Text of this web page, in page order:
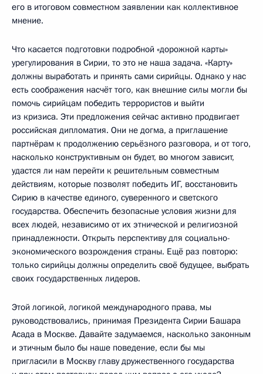
его в итоговом совместном заявлении как коллективное
мнение.
Что касается подготовки подробной «дорожной карты»
урегулирования в Сирии, то это не наша задача. «Карту»
должны выработать и принять сами сирийцы. Однако у нас
есть соображения насчёт того, как внешние силы могли бы
помочь сирийцам победить террористов и выйти
из кризиса. Эти предложения сейчас активно продвигает
российская дипломатия. Они не догма, а приглашение
партнёрам к продолжению серьёзного разговора, и от того,
насколько конструктивным он будет, во многом зависит,
удастся ли нам перейти к решительным совместным
действиям, которые позволят победить ИГ, восстановить
Сирию в качестве единого, суверенного и светского
государства. Обеспечить безопасные условия жизни для
всех людей, независимо от их этнической и религиозной
принадлежности. Открыть перспективу для социально-
экономического возрождения страны. Ещё раз повторю:
только сирийцы должны определить своё будущее, выбрать
своих государственных лидеров.
Этой логикой, логикой международного права, мы
руководствовались, принимая Президента Сирии Башара
Асада в Москве. Давайте задумаемся, насколько законным
и этичным было бы наше поведение, если бы мы
пригласили в Москву главу дружественного государства